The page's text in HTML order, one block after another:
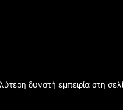
δυνατή εμπειρία στη